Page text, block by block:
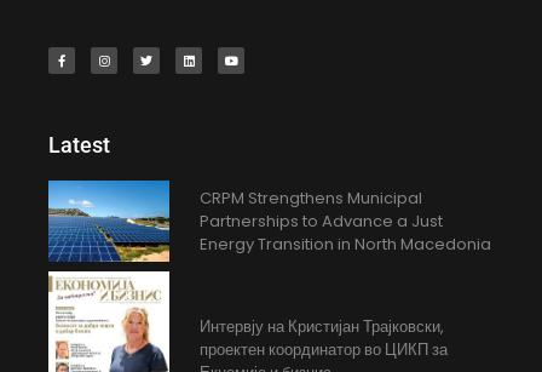
Latest
CRPM Strengthens Municipal
Partnerships to Advance a Just
Energy Transition in North Macedonia
Интервју на Кристијан Трајковски,
проектен координатор во ЦИКП за